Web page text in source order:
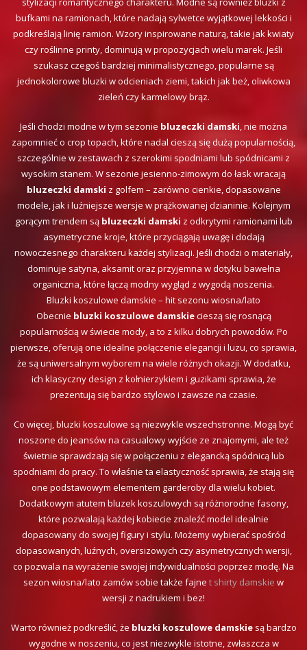
bufkami na ramionach, które nadają sylwetce wyjątkowej lekkości i
podkreślają linię ramion. Wzory inspirowane naturą, takie jak kwiaty
czy roślinne printy, dominują w propozycjach wielu marek. Jeśli
szukasz czegoś bardziej minimalistycznego, popularne są
jednokolorowe bluzki w odcieniach ziemi, takich jak beż, oliwkowa
zieleń czy karmelowy brąz.
Jeśli chodzi modne w tym sezonie bluzeczki damski, nie można
zapomnieć o crop topach, które nadal cieszą się dużą popularnością,
szczególnie w zestawach z szerokimi spodniami lub spódnicami z
wysokim stanem. W sezonie jesienno-zimowym do łask wracają
bluzeczki damski z golfem – zarówno cienkie, dopasowane
modele, jak i luźniejsze wersje w prążkowanej dzianinie. Kolejnym
gorącym trendem są bluzeczki damski z odkrytymi ramionami lub
asymetryczne kroje, które przyciągają uwagę i dodają
nowoczesnego charakteru każdej stylizacji. Jeśli chodzi o materiały,
dominuje satyna, aksamit oraz przyjemna w dotyku bawełna
organiczna, które łączą modny wygląd z wygodą noszenia.
Bluzki koszulowe damskie – hit sezonu wiosna/lato
Obecnie bluzki koszulowe damskiecieszą się rosnącą
popularnością w świecie mody, a to z kilku dobrych powodów. Po
pierwsze, oferują one idealne połączenie elegancji i luzu, co sprawia,
że są uniwersalnym wyborem na wiele różnych okazji. W dodatku,
ich klasyczny design z kołnierzykiem i guzikami sprawia, że
prezentują się bardzo stylowo i zawsze na czasie.
Co więcej, bluzki koszulowe są niezwykle wszechstronne. Mogą być
noszone do jeansów na casualowy wyjście ze znajomymi, ale też
świetnie sprawdzają się w połączeniu z elegancką spódnicą lub
spodniami do pracy. To właśnie ta elastyczność sprawia, że stają się
one podstawowym elementem garderoby dla wielu kobiet.
Dodatkowym atutem bluzek koszulowych są różnorodne fasony,
które pozwalają każdej kobiecie znaleźć model idealnie
dopasowany do swojej figury i stylu. Możemy wybierać spośród
dopasowanych, luźnych, oversizowych czy asymetrycznych wersji,
co pozwala na wyrażenie swojej indywidualności poprzez modę. Na
sezon wiosna/lato zamów sobie także fajne t shirty damskie w
wersji z nadrukiem i bez!
Warto również podkreślić, że bluzki koszulowe damskiesą bardzo
wygodne w noszeniu, co jest niezwykle istotne, zwłaszcza w